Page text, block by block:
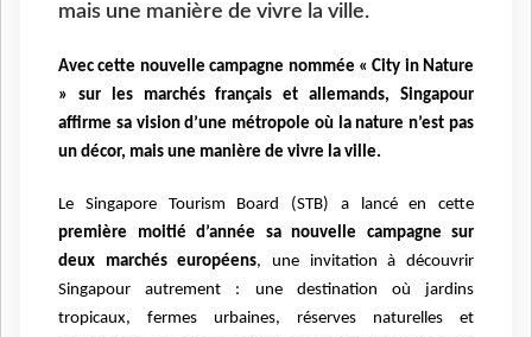
mais une manière de vivre la ville.
Avec cette nouvelle campagne nommée « City in Nature
» sur les marchés français et allemands, Singapour
affirme sa vision d’une métropole où la nature n’est pas
un décor, mais une manière de vivre la ville.
Le Singapore Tourism Board (STB) a lancé en cette
première moitié d’année sa nouvelle campagne sur
deux marchés européens, une invitation à découvrir
Singapour autrement : une destination où jardins
tropicaux, fermes urbaines, réserves naturelles et